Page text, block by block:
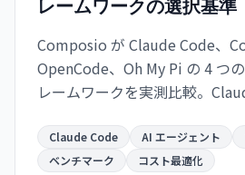
レームワークの選択基準
Composio が Claude Code、
OpenCode、Oh My Pi の 4 つ
レームワークを実測比較。
は $0.073 で 2.7 倍安いが遅い
度か価格か、用途で選別が必須。
Claude Code AI エージェント
ベンチマーク
コスト最適化